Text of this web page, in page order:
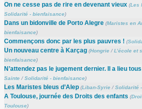
On ne cesse pas de rire en devenant vieux (Les
Solidarité - bienfaisance)
Dans un bidonville de Porto Alegre (Maristes en
bienfaisance)
Commençons donc par les plus pauvres ! (
Un nouveau centre à Karçag (Hongrie/L’école et
bienfaisance)
N’attendez pas le jugement dernier. Il a lieu
Sainte/Solidarité - bienfaisance)
Les Maristes bleus d’Alep (Liban-Syrie/Solidarité
A Toulouse, journée des Droits des enfants (
Toulouse)